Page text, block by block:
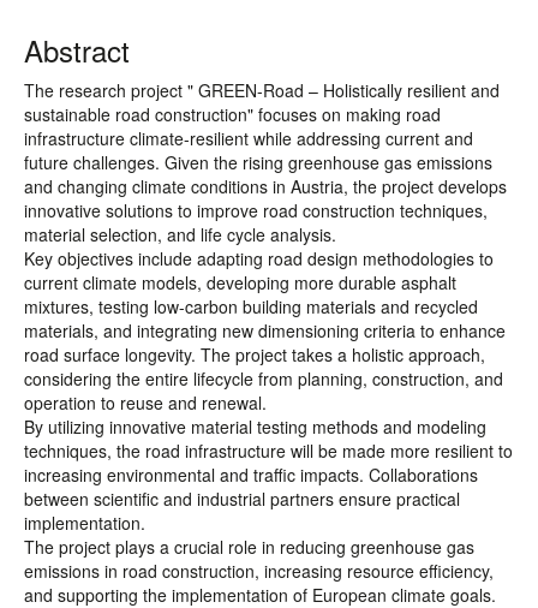
Abstract
The research project " GREEN-Road – Holistically resilient and
sustainable road construction" focuses on making road
infrastructure climate-resilient while addressing current and
future challenges. Given the rising greenhouse gas emissions
and changing climate conditions in Austria, the project develops
innovative solutions to improve road construction techniques,
material selection, and life cycle analysis.
Key objectives include adapting road design methodologies to
current climate models, developing more durable asphalt
mixtures, testing low-carbon building materials and recycled
materials, and integrating new dimensioning criteria to enhance
road surface longevity. The project takes a holistic approach,
considering the entire lifecycle from planning, construction, and
operation to reuse and renewal.
By utilizing innovative material testing methods and modeling
techniques, the road infrastructure will be made more resilient to
increasing environmental and traffic impacts. Collaborations
between scientific and industrial partners ensure practical
implementation.
The project plays a crucial role in reducing greenhouse gas
emissions in road construction, increasing resource efficiency,
and supporting the implementation of European climate goals.